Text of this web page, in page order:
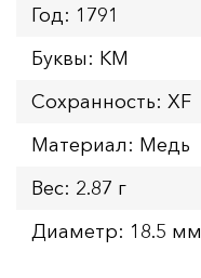
Год: 1791
Буквы: КМ
Сохранность: XF
Материал: Медь
Вес: 2.87 г
Диаметр: 18.5 мм